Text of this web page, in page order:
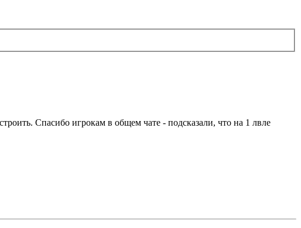
Спасибо игрокам в общем чате - подсказали, что на 1 лвле